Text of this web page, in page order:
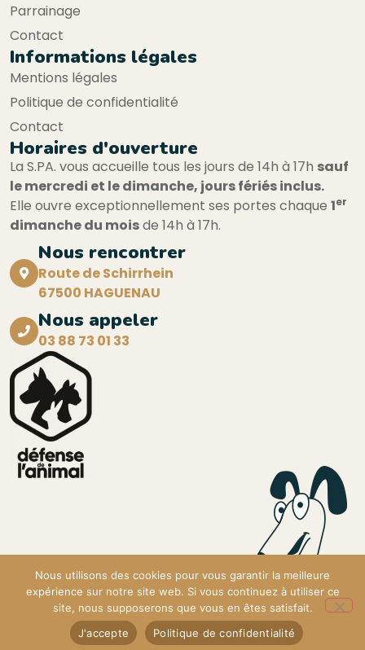
Parrainage
Contact
Informations légales
Mentions légales
Politique de confidentialité
Contact
Horaires d'ouverture
La S.PA. vous accueille tous les jours de 14h à 17h sauf
le mercredi et le dimanche, jours fériés inclus.
Elle ouvre exceptionnellement ses portes chaque 1er
dimanche du moisde 14h à 17h.
Nous rencontrer
Route de Schirrhein
67500 HAGUENAU
Nous appeler
03 88 73 01 33
Copyright © 2026 S.P.A. de Haguenau. Tous droits réservés.
Création du site web :NS Studio
Nous utilisons des cookies pour vous garantir la meilleure
expérience sur notre site web. Si vous continuez à utiliser ce
site, nous supposerons que vous en êtes satisfait.
J'accepte
Politique de confidentialité